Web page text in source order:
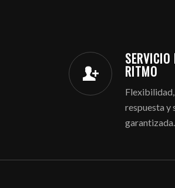
RITMO
respuesta y
garantizada.